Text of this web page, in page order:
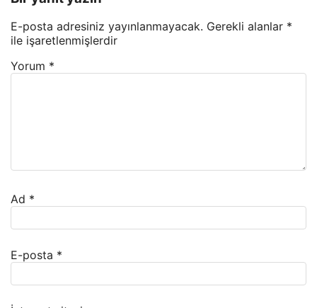
E-posta adresiniz yayınlanmayacak. Gerekli alanlar *
ile işaretlenmişlerdir
Yorum *
Ad *
E-posta *